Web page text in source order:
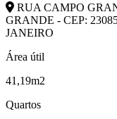
RUA CAMPO
GRANDE - CEP:
JANEIRO
Área útil
41,19m2
Quartos